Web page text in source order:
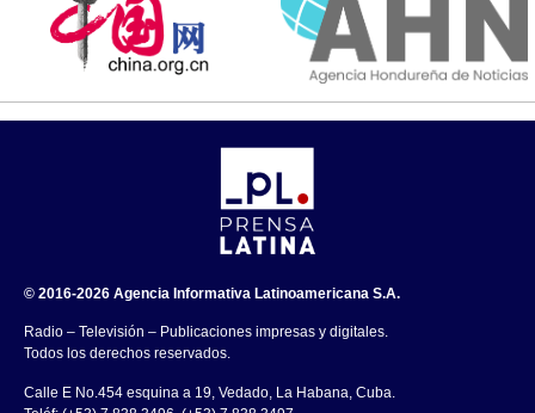
© 2016-2026 Agencia Informativa Latinoamericana S.A.
Radio – Televisión – Publicaciones impresas y digitales.
Todos los derechos reservados.
Calle E No.454 esquina a 19, Vedado, La Habana, Cuba.